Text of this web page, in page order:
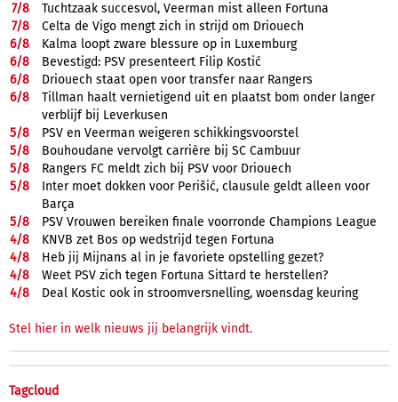
7/8
Tuchtzaak succesvol, Veerman mist alleen Fortuna
7/8
Celta de Vigo mengt zich in strijd om Driouech
6/8
Kalma loopt zware blessure op in Luxemburg
6/8
Bevestigd: PSV presenteert Filip Kostić
6/8
Driouech staat open voor transfer naar Rangers
6/8
Tillman haalt vernietigend uit en plaatst bom onder langer
verblijf bij Leverkusen
5/8
PSV en Veerman weigeren schikkingsvoorstel
5/8
Bouhoudane vervolgt carrière bij SC Cambuur
5/8
Rangers FC meldt zich bij PSV voor Driouech
5/8
Inter moet dokken voor Perišić, clausule geldt alleen voor
Barça
5/8
PSV Vrouwen bereiken finale voorronde Champions League
4/8
KNVB zet Bos op wedstrijd tegen Fortuna
4/8
Heb jij Mijnans al in je favoriete opstelling gezet?
4/8
Weet PSV zich tegen Fortuna Sittard te herstellen?
4/8 Deal Kostic ook in stroomversnelling, woensdag keuring
Stel hier in welk nieuws jij belangrijk vindt.
Tagcloud